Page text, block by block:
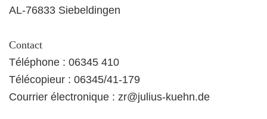
AL-76833 Siebeldingen
Contact
Téléphone : 06345 410
Télécopieur : 06345/41-179
Courrier électronique : zr@julius-kuehn.de